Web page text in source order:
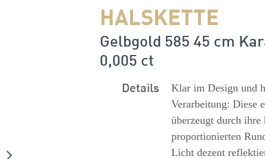
HALSKETTE
Gelbgold 585 45 cm
0,005 ct
Details
Klar im Design und
Verarbeitung: Diese
überzeugt durch ihre
proportionierten
Licht dezent